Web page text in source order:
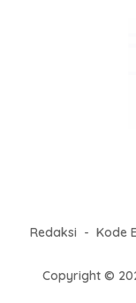
Redaksi Kode
Copyright ©